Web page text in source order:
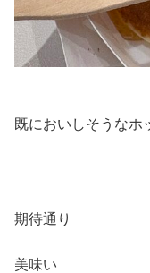
既においしそうなホ
期待通り
美味い